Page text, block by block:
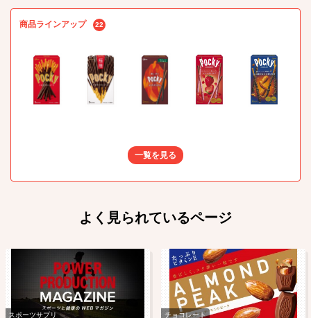
商品ラインアップ 22
一覧を見る
よく見られているページ
スポーツサプリ チョコレート